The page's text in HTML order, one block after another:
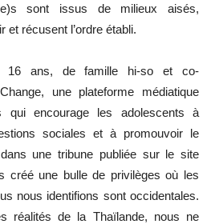
sont issus de milieux aisés,
et récusent l’ordre établi.
16 ans, de famille hi-so et co-
une plateforme médiatique
qui encourage les adolescents à
sociales et à promouvoir le
dans une tribune publiée sur le site
créé une bulle de privilèges où les
nous identifions sont occidentales.
réalités de la Thaïlande, nous ne